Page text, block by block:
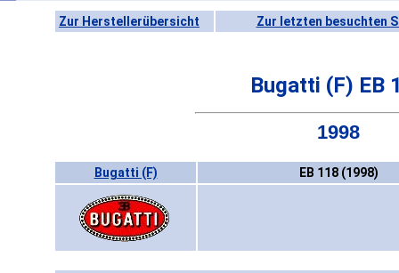
Zur Herstellerübersicht Zur letzten besuchten
Bugatti (F) EB
1998
Bugatti (F) EB 118 (1998)